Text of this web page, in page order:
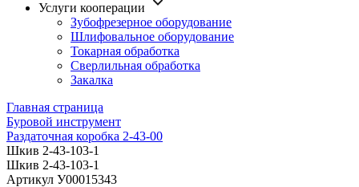
Услуги кооперации
Зубофрезерное оборудование
Шлифовальное оборудование
Токарная обработка
Cверлильная обработка
Закалка
Главная страница
Буровой инструмент
Раздаточная коробка 2-43-00
Шкив 2-43-103-1
Шкив 2-43-103-1
Артикул У00015343